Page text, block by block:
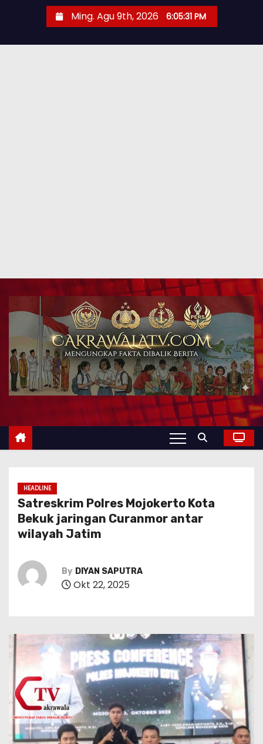
Ming. Agu 9th, 2026 6:05:32 PM
HEADLINE
Satreskrim Polres Mojokerto Kota
Bekuk jaringan Curanmor antar
wilayah Jatim
By DIYAN SAPUTRA
Okt 22, 2025